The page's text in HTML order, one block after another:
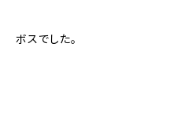
ボスでした。